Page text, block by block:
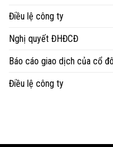
Điều lệ công ty
Nghị quyết ĐHĐCĐ
Báo cáo giao dịch của cổ
Điều lệ công ty